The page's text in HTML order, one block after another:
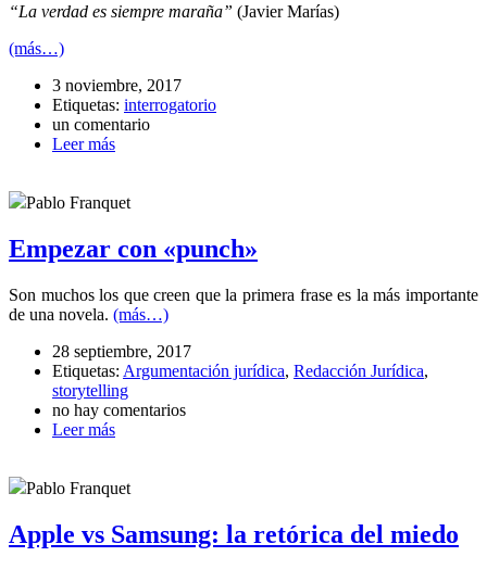
“La verdad es siempre maraña” (Javier Marías)
(más…)
3 noviembre, 2017
Etiquetas: interrogatorio
un comentario
Leer más
Pablo Franquet
Empezar con «punch»
Son muchos los que creen que la primera frase es la más importante
de una novela. (más…)
28 septiembre, 2017
Etiquetas: Argumentación jurídica, Redacción Jurídica,
storytelling
no hay comentarios
Leer más
Pablo Franquet
Apple vs Samsung: la retórica del miedo